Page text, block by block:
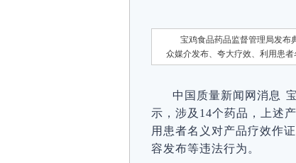
宝鸡食品药品监督管理局发布
众媒介发布、夸大疗效、利用患
中国质量新闻网消息
示，涉及14个药品，上述
用患者名义对产品疗效作
容发布等违法行为。